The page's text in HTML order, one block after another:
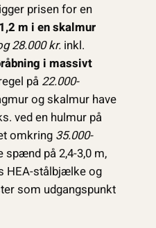
prisen for en
m i en skalmur
28.000 kr.inkl.
i massivt
på 22.000-
og skalmur have
ved en hulmur på
omkring 35.000-
spænd på 2,4-3,0 m,
HEA-stålbjælke og
som udgangspunkt